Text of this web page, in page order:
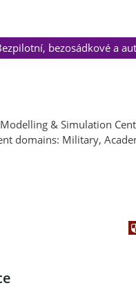
bezosádkové a
& Simulation
domains: Military,